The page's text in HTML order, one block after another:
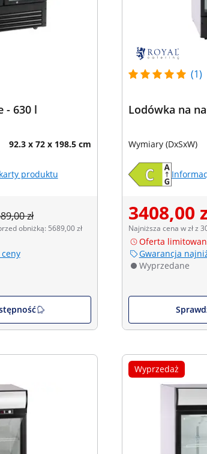
- 630 l
92.3 x 72 x 198.5 cm
produktu
zł
obniżką: 5689,00 zł
(1)
Lodówka na
Wymiary (DxSxW)
3408,00
Najniższa cena w zł z
Oferta
Gwarancja
Wyprzedane
Wyprzedaż